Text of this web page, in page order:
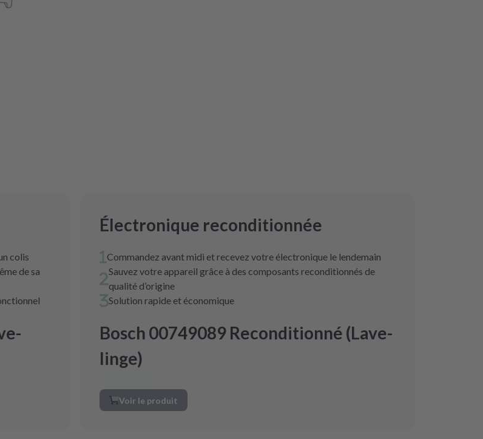
colis
de sa
Électronique reconditionnée
Commandez avant midi et recevez votre électronique le lendemain
Sauvez votre appareil grâce à des composants reconditionnés de
qualité d’origine
Solution rapide et économique
Bosch 00749089 Reconditionné (Lave-
linge)
Voir le produit